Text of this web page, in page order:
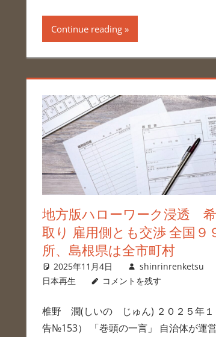
Continue reading
地方版ハローワーク浸透
取り 雇用側とも交渉 全国９
所、島根県は全市町村
2025年11月4日 shinrinrenketsu
日本再生
コメントを残す
椎野 潤(しいの じゅん) ２０２５年１
告№153） 「巻頭の一言」 自治体が運